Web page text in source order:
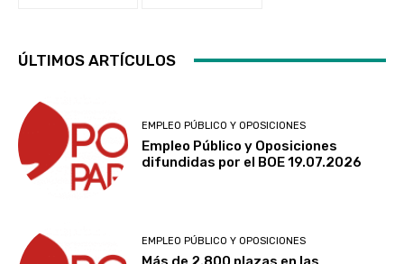
ÚLTIMOS ARTÍCULOS
EMPLEO PÚBLICO Y OPOSICIONES
Empleo Público y Oposiciones
difundidas por el BOE 19.07.2026
EMPLEO PÚBLICO Y OPOSICIONES